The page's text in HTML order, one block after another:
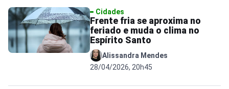
Cidades
Frente fria se aproxima no
feriado e muda o clima no
Espírito Santo
Alissandra Mendes
28/04/2026, 20h45